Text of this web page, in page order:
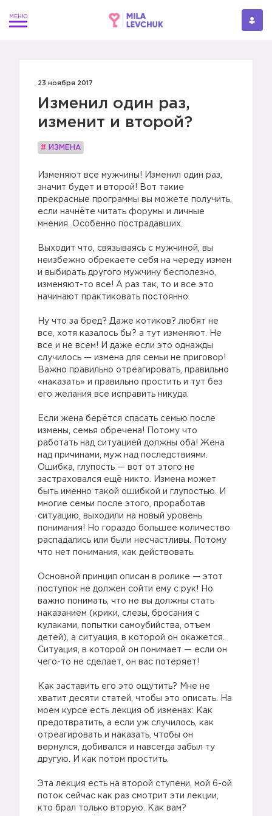
23 ноября 2017
Изменил один раз,
изменит и второй?
# ИЗМЕНА
Изменяют все мужчины! Изменил один раз,
значит будет и второй! Вот такие
прекрасные программы вы можете получить,
если начнёте читать форумы и личные
мнения. Особенно пострадавших.
Выходит что, связываясь с мужчиной, вы
неизбежно обрекаете себя на череду измен
и выбирать другого мужчину бесполезно,
изменяют-то все! А раз так, то и все это
начинают практиковать постоянно.
Ну что за бред? Даже котиков? любят не
все, хотя казалось бы? а тут изменяют. Не
все и не всем! И даже если это однажды
случилось — измена для семьи не приговор!
Важно правильно отреагировать, правильно
«наказать» и правильно простить и тут без
его желания все исправить никуда.
Если жена берётся спасать семью после
измены, семья обречена! Потому что
работать над ситуацией должны оба! Жена
над причинами, муж над последствиями.
Ошибка, глупость — вот от этого не
застраховался ещё никто. Измена может
быть именно такой ошибкой и глупостью. И
многие семьи после этого, проработав
ситуацию, выходили на новый уровень
понимания! Но гораздо большее количество
распадались или были несчастливы. Потому
что нет понимания, как действовать.
Основной принцип описан в ролике — этот
поступок не должен сойти ему с рук! Но
важно понимать, что не вы должны стать
наказанием (крики, слезы, бросания с
кулаками, попытки самоубийства, отъем
детей), а ситуация, в которой он окажется.
Ситуация, в которой он понимает — если он
чего-то не сделает, он вас потеряет!
Как заставить его это ощутить? Мне не
хватит десяти статей, чтобы это описать. На
моем курсе есть лекция об изменах: Как
предотвратить, а если уж случилось, как
отреагировать и наказать, чтобы он
вернулся, добивался и навсегда забыл ту
другую. И как потом простить.
Эта лекция есть на второй ступени, мой 6-ой
поток сейчас как раз смотрит эти лекции,
кто брал только вторую. Как вам?